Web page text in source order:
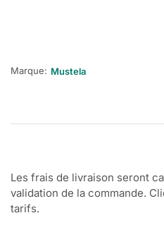
Marque: Mustela
Les frais de livraison seront
validation de la commande.
tarifs.